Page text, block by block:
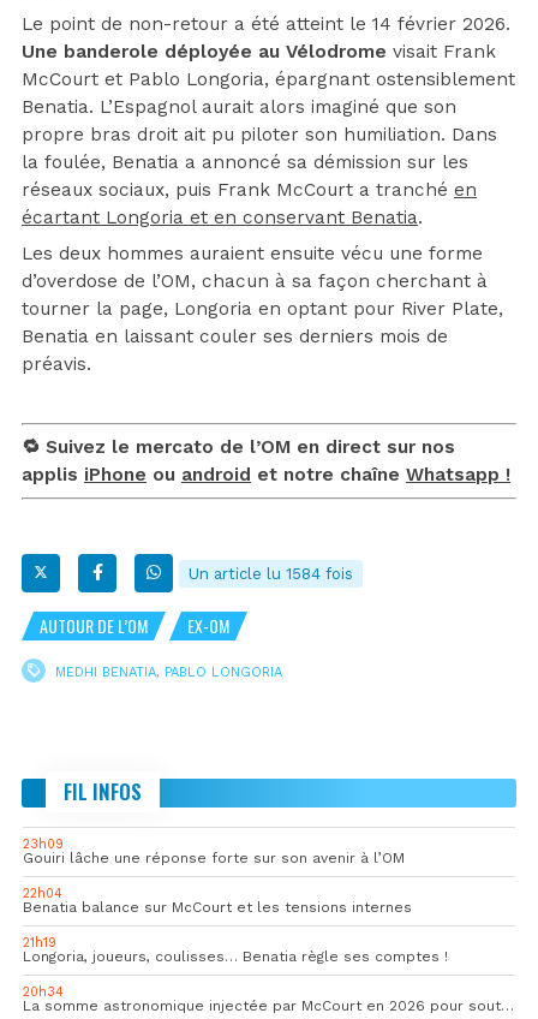
Le point de non-retour a été atteint le 14 février 2026.
Une banderole déployée au Vélodrome visait Frank
McCourt et Pablo Longoria, épargnant ostensiblement
Benatia. L’Espagnol aurait alors imaginé que son
propre bras droit ait pu piloter son humiliation. Dans
la foulée, Benatia a annoncé sa démission sur les
réseaux sociaux, puis Frank McCourt a tranché en
écartant Longoria et en conservant Benatia.
Les deux hommes auraient ensuite vécu une forme
d’overdose de l’OM, chacun à sa façon cherchant à
tourner la page, Longoria en optant pour River Plate,
Benatia en laissant couler ses derniers mois de
préavis.
🔁 Suivez le mercato de l’OM en direct sur nos
applis iPhone ou android et notre chaîne Whatsapp !
Un article lu 1584 fois
AUTOUR DE L’OM EX-OM
MEDHI BENATIA, PABLO LONGORIA
FIL INFOS
23h09
Gouiri lâche une réponse forte sur son avenir à l’OM
22h04
Benatia balance sur McCourt et les tensions internes
21h19
Longoria, joueurs, coulisses… Benatia règle ses comptes !
20h34
La somme astronomique injectée par McCourt en 2026 pour soutenir l’OM